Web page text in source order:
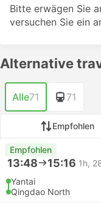
Bitte erwägen Sie
versuchen Sie ein
Alternative
Alle71 71
Empfohlen
Empfohlen
13:48 15:16 1h,
Yantai
Qingdao North